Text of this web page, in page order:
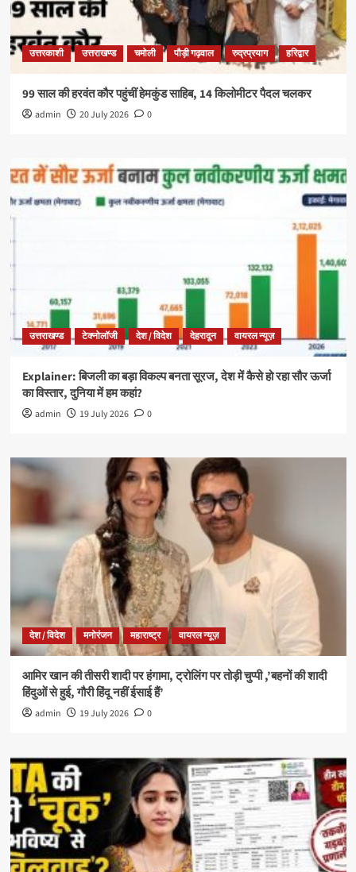
उत्तरकाशी उत्तराखण्ड चमोली पौड़ी गढ़वाल रुद्रप्रयाग हरिद्वार
99 साल की हरवंत कौर पहुंचीं हेमकुंड साहिब, 14 किलोमीटर पैदल चलकर
admin 20 July 2026 0
उत्तराखण्ड टेक्नोलॉजी देश / विदेश देहरादून वायरल न्यूज़
Explainer: बिजली का बड़ा विकल्प बनता सूरज, देश में कैसे हो रहा सौर ऊर्जा
का विस्तार, दुनिया में हम कहां?
admin 19 July 2026 0
देश / विदेश मनोरंजन महाराष्ट्र वायरल न्यूज़
आमिर खान की तीसरी शादी पर हंगामा, ट्रोलिंग पर तोड़ी चुप्पी ,’बहनों की शादी
हिंदुओं से हुई, गौरी हिंदू नहीं ईसाई हैं’
admin 19 July 2026 0